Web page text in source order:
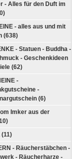
- Alles für den Duft im
- alles aus und mit
(638)
- Statuen - Buddha -
- Geschenkideen
(62)
-
-
(6)
Imker aus der
(11)
- Räucherstäbchen -
- Räucherharze -